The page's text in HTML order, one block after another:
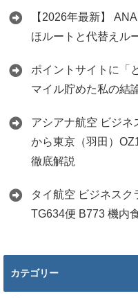
【2026年最新】
ほルートと代替えル
ポイントサイトに「
マイル貯めた私の結
アシアナ航空 ビジネ
から東京（羽田）
徹底解説
タイ航空 ビジネス
TG634便 B773 機内
カテゴリー